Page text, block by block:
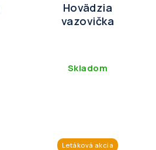
Hovädzia
vazovička
Skladom
Letáková akcia